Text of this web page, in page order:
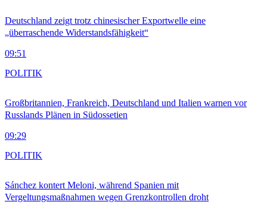
Deutschland zeigt trotz chinesischer Exportwelle eine
„überraschende Widerstandsfähigkeit“
09:51
Großbritannien, Frankreich, Deutschland und Italien warnen vor
Russlands Plänen in Südossetien
09:29
POLITIK
Sánchez kontert Meloni, während Spanien mit
Vergeltungsmaßnahmen wegen Grenzkontrollen droht
POLITIK